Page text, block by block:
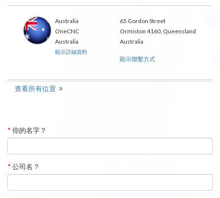
Australia
OneCNC
Australia
顯示詳細資料
65 Gordon Street
Ormiston 4160, Queensland
Australia
顯示聯繫方式
查看所有位置
* 你的名字？
* 公司名？